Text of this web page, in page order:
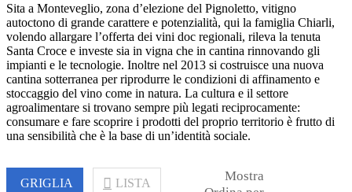
Sita a Monteveglio, zona d’elezione del Pignoletto, vitigno
autoctono di grande carattere e potenzialità, qui la famiglia Chiarli,
volendo allargare l’offerta dei vini doc regionali, rileva la tenuta
Santa Croce e investe sia in vigna che in cantina rinnovando gli
impianti e le tecnologie. Inoltre nel 2013 si costruisce una nuova
cantina sotterranea per riprodurre le condizioni di affinamento e
stoccaggio del vino come in natura. La cultura e il settore
agroalimentare si trovano sempre più legati reciprocamente:
consumare e fare scoprire i prodotti del proprio territorio è frutto di
una sensibilità che è la base di un’identità sociale.
GRIGLIA LISTA
Mostra